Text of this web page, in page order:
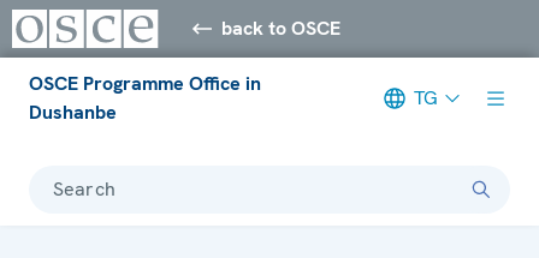
back to OSCE
OSCE Programme Office in
Dushanbe
TG
Search